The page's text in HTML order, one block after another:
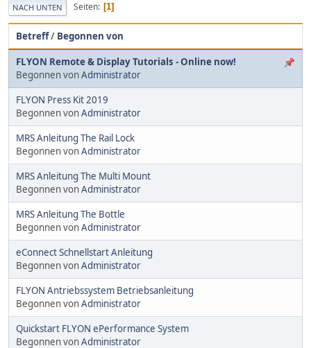
NACH UNTEN Seiten 1
Betreff/ Begonnen von
FLYON Remote & Display Tutorials - Online now!
Begonnen vonAdministrator
FLYON Press Kit 2019
Begonnen vonAdministrator
MRS Anleitung The Rail Lock
Begonnen vonAdministrator
MRS Anleitung The Multi Mount
Begonnen vonAdministrator
MRS Anleitung The Bottle
Begonnen vonAdministrator
eConnect Schnellstart Anleitung
Begonnen vonAdministrator
FLYON Antriebssystem Betriebsanleitung
Begonnen vonAdministrator
Quickstart FLYON ePerformance System
Begonnen vonAdministrator